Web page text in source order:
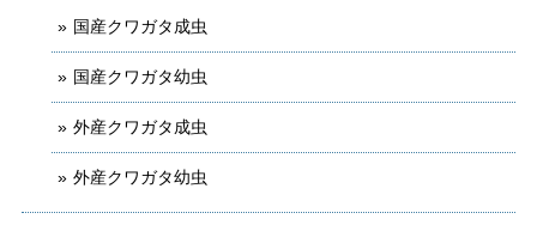
国産クワガタ成虫
国産クワガタ幼虫
外産クワガタ成虫
外産クワガタ幼虫